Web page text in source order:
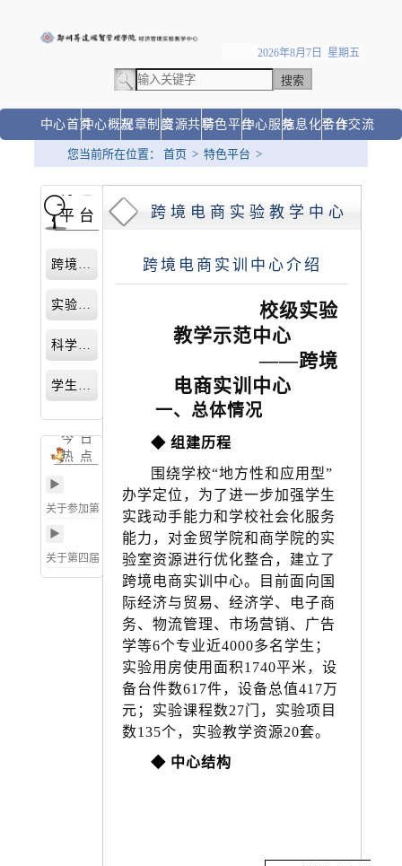
2026年8月7日 星期五
中心首页中心概况规章制度资源共享特色平台中心服务信息化平台合作交流
您当前所在位置： 首页 > 特色平台 >
跨境电商实验教学中心
特色
平台
今日
热点
▶
关于参加第九届尖烽时刻
商业模拟大赛 通 知
▶
关于第四届“中金所杯”高
校大学生金融衍生品知识
◆ 跨境电商实验教学中心
跨境电商实训中心介绍
校级实验
教学示范中心
——跨境
电商实训中心
一、总体情况
◆ 组建历程
围绕学校“地方性和应用型”
办学定位， 为了进一步加强学生
实践动手能力和学校社会化服务
能力，对金贸学院和商学院的实
验室资源进行优化整合，建立了
跨境电商实训中心。目前面向国
际经济与贸易、经济学、电子商
务、物流管理、市场营销、广告
学等6个专业近4000多名学生；
实验用房使用面积1740平米，设
备台件数617件，设备总值417万
元；实验课程数27门，实验项目
数135个，实验教学资源20套。
◆ 中心结构